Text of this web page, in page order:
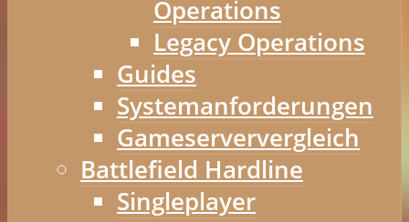
Operations
Legacy Operations
Guides
Systemanforderungen
Gameserververgleich
Battlefield Hardline
Singleplayer